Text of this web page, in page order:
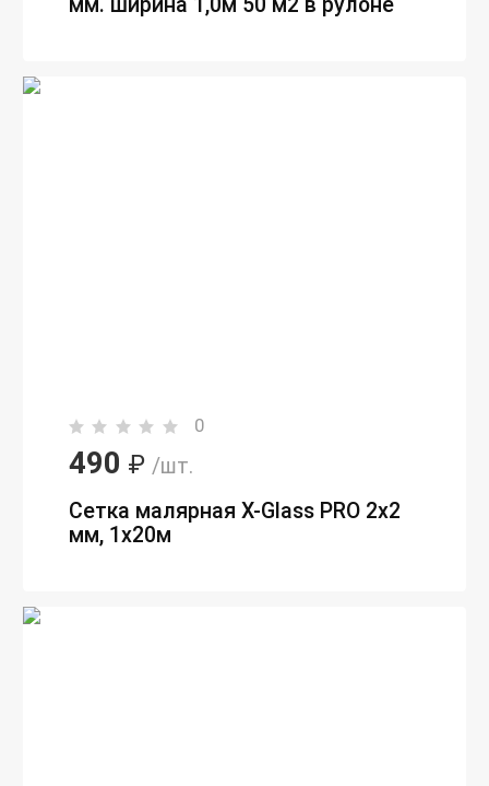
мм. ширина 1,0м 50 м2 в рулоне
0
490 ₽ /шт.
Сетка малярная X-Glass PRO 2х2
мм, 1х20м